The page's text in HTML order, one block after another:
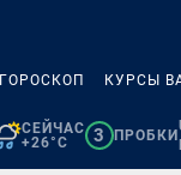
ГОРОСКОП КУРСЫ
СЕЙЧАС
+26°C
3 ПРОБКИ